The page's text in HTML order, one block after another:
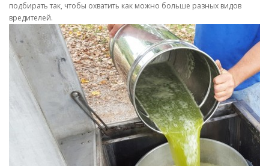
подбирать так, чтобы охватить как можно больше разных видов
вредителей.